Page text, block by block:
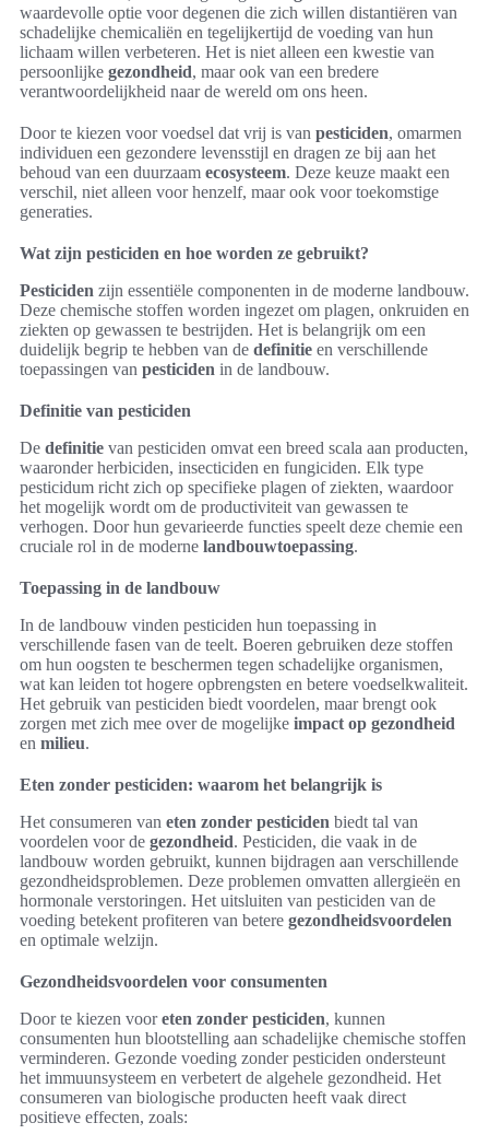
waardevolle optie voor degenen die zich willen distantiëren van
schadelijke chemicaliën en tegelijkertijd de voeding van hun
lichaam willen verbeteren. Het is niet alleen een kwestie van
persoonlijke gezondheid, maar ook van een bredere
verantwoordelijkheid naar de wereld om ons heen.
Door te kiezen voor voedsel dat vrij is van pesticiden, omarmen
individuen een gezondere levensstijl en dragen ze bij aan het
behoud van een duurzaam ecosysteem. Deze keuze maakt een
verschil, niet alleen voor henzelf, maar ook voor toekomstige
generaties.
Wat zijn pesticiden en hoe worden ze gebruikt?
Pesticiden zijn essentiële componenten in de moderne landbouw.
Deze chemische stoffen worden ingezet om plagen, onkruiden en
ziekten op gewassen te bestrijden. Het is belangrijk om een
duidelijk begrip te hebben van de definitie en verschillende
toepassingen van pesticiden in de landbouw.
Definitie van pesticiden
De definitie van pesticiden omvat een breed scala aan producten,
waaronder herbiciden, insecticiden en fungiciden. Elk type
pesticidum richt zich op specifieke plagen of ziekten, waardoor
het mogelijk wordt om de productiviteit van gewassen te
verhogen. Door hun gevarieerde functies speelt deze chemie een
cruciale rol in de moderne landbouwtoepassing.
Toepassing in de landbouw
In de landbouw vinden pesticiden hun toepassing in
verschillende fasen van de teelt. Boeren gebruiken deze stoffen
om hun oogsten te beschermen tegen schadelijke organismen,
wat kan leiden tot hogere opbrengsten en betere voedselkwaliteit.
Het gebruik van pesticiden biedt voordelen, maar brengt ook
zorgen met zich mee over de mogelijke impact op gezondheid
en milieu.
Eten zonder pesticiden: waarom het belangrijk is
Het consumeren van eten zonder pesticiden biedt tal van
voordelen voor de gezondheid. Pesticiden, die vaak in de
landbouw worden gebruikt, kunnen bijdragen aan verschillende
gezondheidsproblemen. Deze problemen omvatten allergieën en
hormonale verstoringen. Het uitsluiten van pesticiden van de
voeding betekent profiteren van betere gezondheidsvoordelen
en optimale welzijn.
Gezondheidsvoordelen voor consumenten
Door te kiezen vooreten zonder pesticiden, kunnen
consumenten hun blootstelling aan schadelijke chemische stoffen
verminderen. Gezonde voeding zonder pesticiden ondersteunt
het immuunsysteem en verbetert de algehele gezondheid. Het
consumeren van biologische producten heeft vaak direct
positieve effecten, zoals: